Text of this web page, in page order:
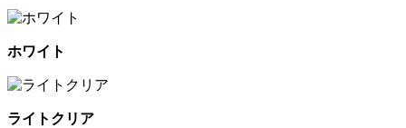
ホワイト
ライトクリア